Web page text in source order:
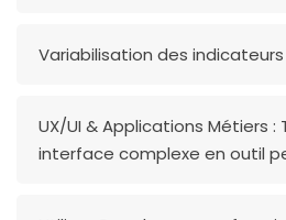
Variabilisation des indicateurs
UX/UI & Applications Métiers :
interface complexe en outil